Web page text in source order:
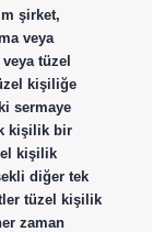
şirket,
veya
tüzel
kişiliğe
sermaye
kişilik bir
kişilik
diğer tek
tüzel kişilik
zaman